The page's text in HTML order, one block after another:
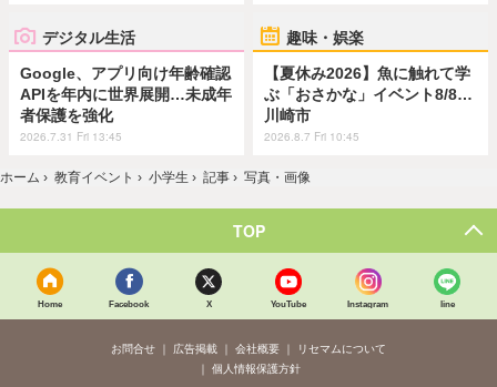
デジタル生活
Google、アプリ向け年齢確認
APIを年内に世界展開…未成年
者保護を強化
2026.7.31 Fri 13:45
趣味・娯楽
【夏休み2026】魚に触れて学
ぶ「おさかな」イベント8/8…
川崎市
2026.8.7 Fri 10:45
ホーム › 教育イベント › 小学生 › 記事 › 写真・画像
TOP
Home Facebook X YouTube Instagram line
お問合せ 広告掲載 会社概要
リセマムについて
個人情報保護方針